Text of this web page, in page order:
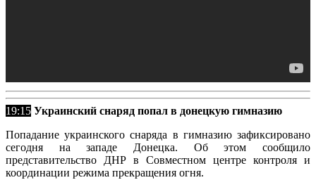
19:15 Украинский снаряд попал в донецкую гимназию
Попадание украинского снаряда в гимназию зафиксировано
сегодня на западе Донецка. Об этом сообщило
представительство ДНР в Совместном центре контроля и
координации режима прекращения огня.